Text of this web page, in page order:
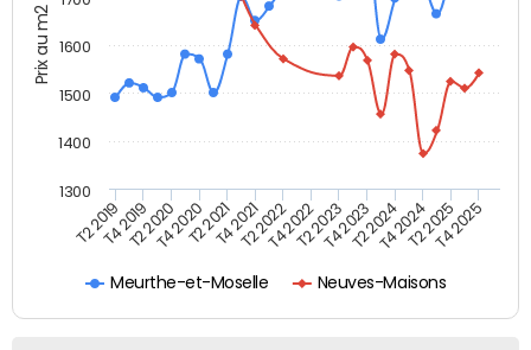
Prix au m2
Meurthe-et-Moselle Neuves-Maisons
T2 2019T4 2019T2 2020T4 2020T2 2021T4 2021T2 2022T4 2022T2 2023T4 2023T2 2024T4 2024T2 2025T4 2025
1300
1400
1500
1600